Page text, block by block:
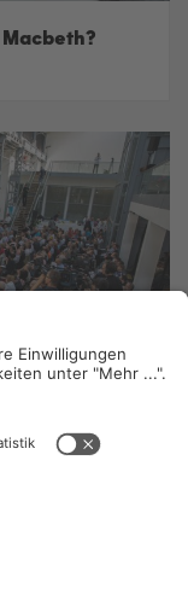
ohne lange